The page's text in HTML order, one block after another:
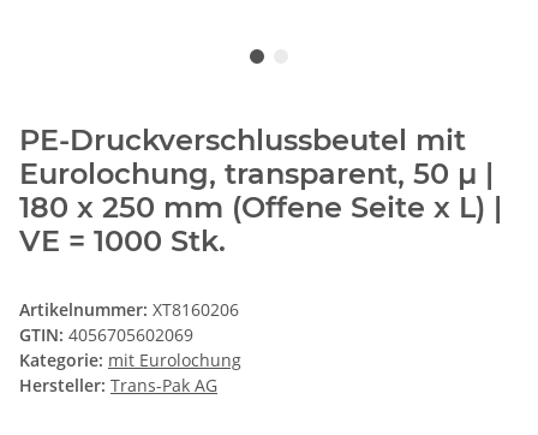
PE-Druckverschlussbeutel mit
Eurolochung, transparent, 50 µ |
180 x 250 mm (Offene Seite x L) |
VE = 1000 Stk.
Artikelnummer: XT8160206
GTIN: 4056705602069
Kategorie: mit Eurolochung
Hersteller: Trans-Pak AG